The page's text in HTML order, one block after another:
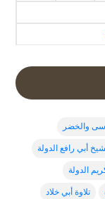
والخضر
أبي رافع الدولة
الدولة
تلاوة أبي خلاد